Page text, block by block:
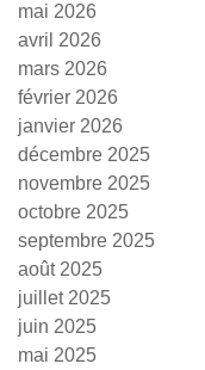
mai 2026
avril 2026
mars 2026
février 2026
janvier 2026
décembre 2025
novembre 2025
octobre 2025
septembre 2025
août 2025
juillet 2025
juin 2025
mai 2025